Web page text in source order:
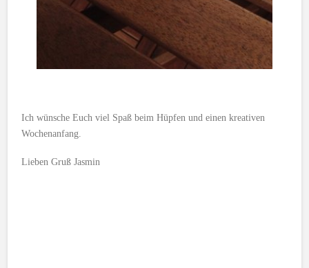
Ich wünsche Euch viel Spaß beim Hüpfen und einen kreativen
Wochenanfang.
Lieben Gruß Jasmin